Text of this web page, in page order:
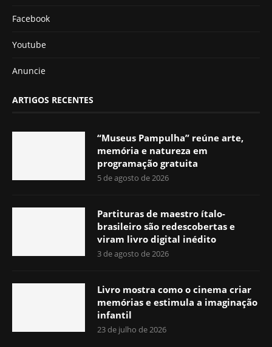
Facebook
Youtube
Anuncie
ARTIGOS RECENTES
“Museus Pampulha” reúne arte,
memória e natureza em
programação gratuita
5 de agosto de 2026
Partituras de maestro ítalo-
brasileiro são redescobertas e
viram livro digital inédito
3 de agosto de 2026
Livro mostra como o cinema criar
memórias e estimula a imaginação
infantil
23 de julho de 2026